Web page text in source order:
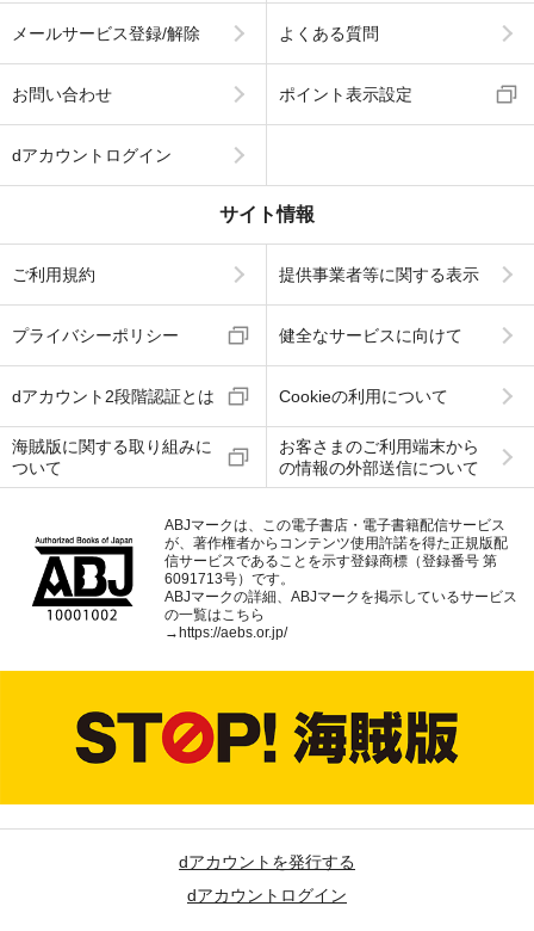
メールサービス登録/解除 よくある質問
お問い合わせ ポイント表示設定
dアカウントログイン
サイト情報
ご利用規約 提供事業者等に関する表示
プライバシーポリシー 健全なサービスに向けて
dアカウント2段階認証とは Cookieの利用について
海賊版に関する取り組みに
ついて
お客さまのご利用端末から
の情報の外部送信について
ABJマークは、この電子書店・電子書籍配信サービス
が、著作権者からコンテンツ使用許諾を得た正規版配
信サービスであることを示す登録商標（登録番号 第
6091713号）です。
ABJマークの詳細、ABJマークを掲示しているサービス
の一覧はこちら
→https://aebs.or.jp/
dアカウントを発行する
dアカウントログイン